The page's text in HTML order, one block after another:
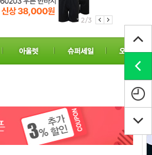
2/3